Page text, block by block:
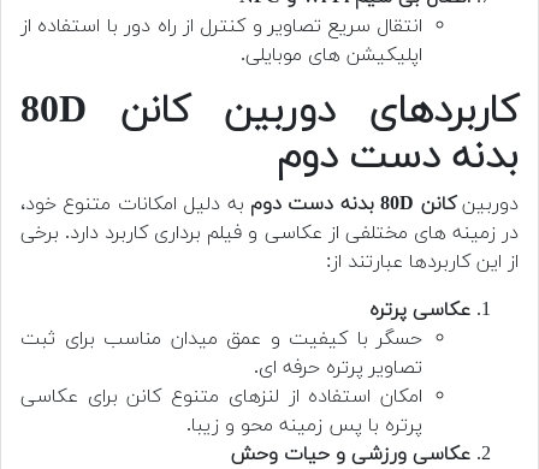
انتقال سریع تصاویر و کنترل از راه دور با استفاده از
اپلیکیشن های موبایلی.
کاربردهای دوربین کانن 80D
بدنه دست دوم
دوربینکانن 80D بدنه دست دوم
به دلیل امکانات متنوع خود،
در زمینه های مختلفی از عکاسی و فیلم برداری کاربرد دارد. برخی
از این کاربردها عبارتند از:
عکاسی پرتره
حسگر با کیفیت و عمق میدان مناسب برای ثبت
تصاویر پرتره حرفه ای.
امکان استفاده از لنزهای متنوع کانن برای عکاسی
پرتره با پس زمینه محو و زیبا.
عکاسی ورزشی و حیات وحش